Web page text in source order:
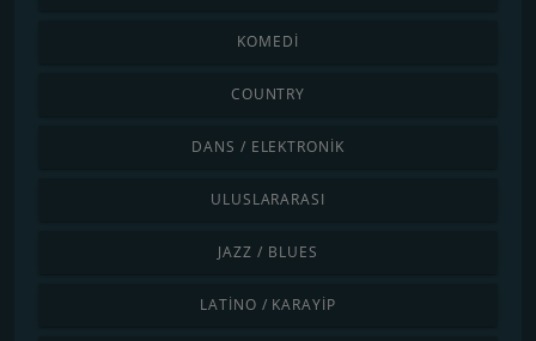
KOMEDI
COUNTRY
DANS / ELEKTRONIK
ULUSLARARASI
JAZZ / BLUES
LATINO / KARAYIP